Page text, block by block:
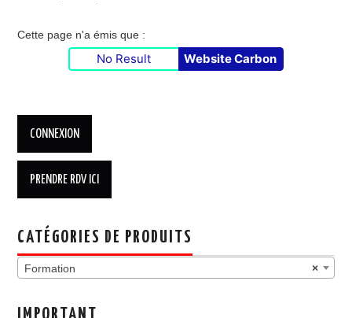
Cette page n'a émis que :
No Result Website Carbon
CATÉGORIES DE PRODUITS
×
Formation